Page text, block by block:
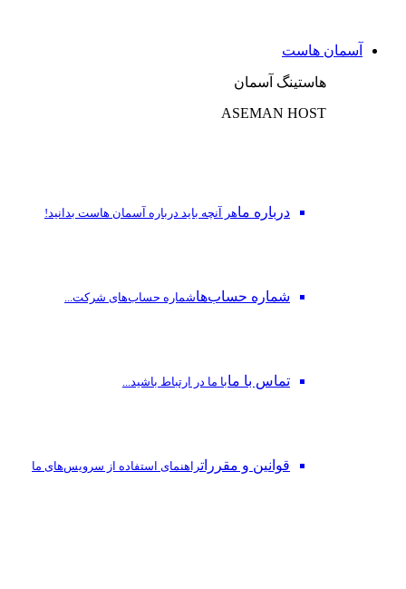
آسمان هاست
هاستینگ آسمان
ASEMAN HOST
درباره ماهر آنچه باید درباره آسمان هاست بدانید!
شماره حساب‌هاشماره حساب‌های شرکت...
تماس با مابا ما در ارتباط باشید...
قوانین و مقرراتراهنمای استفاده از سرویس‌های ما